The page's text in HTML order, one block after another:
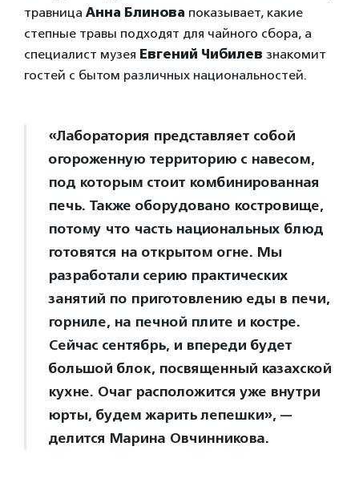
травница Анна Блинова показывает, какие
степные травы подходят для чайного сбора, а
специалист музея Евгений Чибилев знакомит
гостей с бытом различных национальностей.
«Лаборатория представляет собой
огороженную территорию с навесом,
под которым стоит комбинированная
печь. Также оборудовано костровище,
потому что часть национальных блюд
готовятся на открытом огне. Мы
разработали серию практических
занятий по приготовлению еды в печи,
горниле, на печной плите и костре.
Сейчас сентябрь, и впереди будет
большой блок, посвященный казахской
кухне. Очаг расположится уже внутри
юрты, будем жарить лепешки», —
делится Марина Овчинникова.